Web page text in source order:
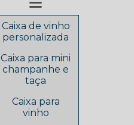
Caixa de vinho
personalizada
Caixa para mini
champanhe e
taça
Caixa para
vinho